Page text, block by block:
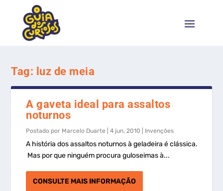
Tag: luz de meia
A gaveta ideal para assaltos
noturnos
Postado por Marcelo Duarte |4 jun, 2010 Invenções
A história dos assaltos noturnos à geladeira é clássica.
Mas por que ninguém procura guloseimas à...
CONSULTE MAIS INFORMAÇÃO